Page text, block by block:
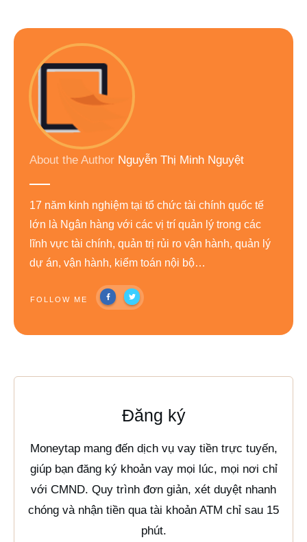
About the Author Nguyễn Thị Minh Nguyệt
17 năm kinh nghiệm tại tổ chức tài chính quốc tế
lớn là Ngân hàng với các vị trí quản lý trong các
lĩnh vực tài chính, quản trị rủi ro vận hành, quản lý
dự án, vận hành, kiểm toán nội bộ…
FOLLOW ME
Đăng ký
Moneytap mang đến dịch vụ vay tiền trực tuyến,
giúp bạn đăng ký khoản vay mọi lúc, mọi nơi chỉ
với CMND. Quy trình đơn giản, xét duyệt nhanh
chóng và nhận tiền qua tài khoản ATM chỉ sau 15
phút.